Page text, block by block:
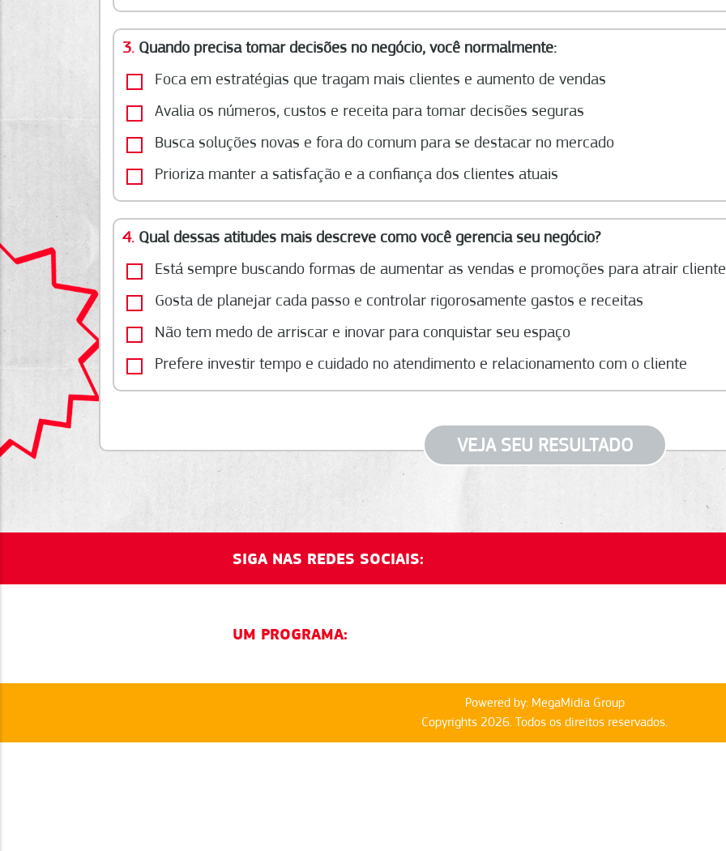
3. Quando precisa tomar decisões no negócio, você normalmente:
Foca em estratégias que tragam mais clientes e aumento de vendas
Avalia os números, custos e receita para tomar decisões seguras
Busca soluções novas e fora do comum para se destacar no mercado
Prioriza manter a satisfação e a confiança dos clientes atuais
4. Qual dessas atitudes mais descreve como você gerencia seu negócio?
Está sempre buscando formas de aumentar as vendas e promoções para atrair
Gosta de planejar cada passo e controlar rigorosamente gastos e receitas
Não tem medo de arriscar e inovar para conquistar seu espaço
Prefere investir tempo e cuidado no atendimento e relacionamento com o cliente
VEJA SEU RESULTADO
SIGA NAS REDES SOCIAIS:
UM PROGRAMA:
Powered by: MegaMidia Group
Copyrights 2026. Todos os direitos reservados.